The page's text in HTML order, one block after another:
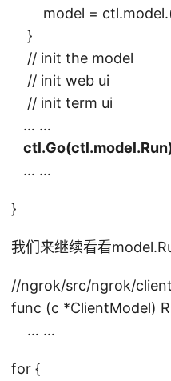
model =
}
// init the model
// init web ui
// init term ui
… …
… …
}
我们来继续看看
//ngrok/src/ngrok/
func (c *ClientModel)
… …
for {